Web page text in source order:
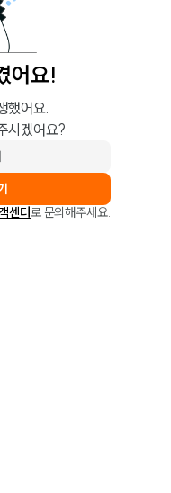
어요!
했어요.
시겠어요?
센터로 문의해주세요.